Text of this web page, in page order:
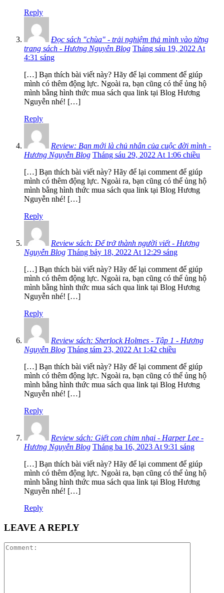
Reply
Đọc sách "chùa" - trải nghiệm thả mình vào từng
trang sách - Hương Nguyễn Blog Tháng sáu 19, 2022 At
4:31 sáng
[…] Bạn thích bài viết này? Hãy để lại comment để giúp
mình có thêm động lực. Ngoài ra, bạn cũng có thể ủng hộ
mình bằng hình thức mua sách qua link tại Blog Hương
Nguyễn nhé! […]
Reply
Review: Bạn mới là chủ nhân của cuộc đời mình -
Hương Nguyễn Blog Tháng sáu 29, 2022 At 1:06 chiều
[…] Bạn thích bài viết này? Hãy để lại comment để giúp
mình có thêm động lực. Ngoài ra, bạn cũng có thể ủng hộ
mình bằng hình thức mua sách qua link tại Blog Hương
Nguyễn nhé! […]
Reply
Review sách: Để trở thành người viết - Hương
Nguyễn Blog Tháng bảy 18, 2022 At 12:29 sáng
[…] Bạn thích bài viết này? Hãy để lại comment để giúp
mình có thêm động lực. Ngoài ra, bạn cũng có thể ủng hộ
mình bằng hình thức mua sách qua link tại Blog Hương
Nguyễn nhé! […]
Reply
Review sách: Sherlock Holmes - Tập 1 - Hương
Nguyễn Blog Tháng tám 23, 2022 At 1:42 chiều
[…] Bạn thích bài viết này? Hãy để lại comment để giúp
mình có thêm động lực. Ngoài ra, bạn cũng có thể ủng hộ
mình bằng hình thức mua sách qua link tại Blog Hương
Nguyễn nhé! […]
Reply
Review sách: Giết con chim nhại - Harper Lee -
Hương Nguyễn Blog Tháng ba 16, 2023 At 9:31 sáng
[…] Bạn thích bài viết này? Hãy để lại comment để giúp
mình có thêm động lực. Ngoài ra, bạn cũng có thể ủng hộ
mình bằng hình thức mua sách qua link tại Blog Hương
Nguyễn nhé! […]
Reply
LEAVE A REPLY